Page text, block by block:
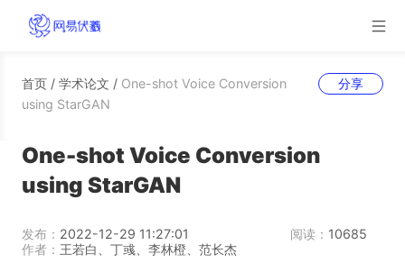
首页 / 学术论文 / One-shot Voice Conversion
using StarGAN
分享
One-shot Voice Conversion
using StarGAN
发布： 2022-12-29 11:27:01 阅读： 10685
作者： 王若白、丁彧、李林橙、范长杰